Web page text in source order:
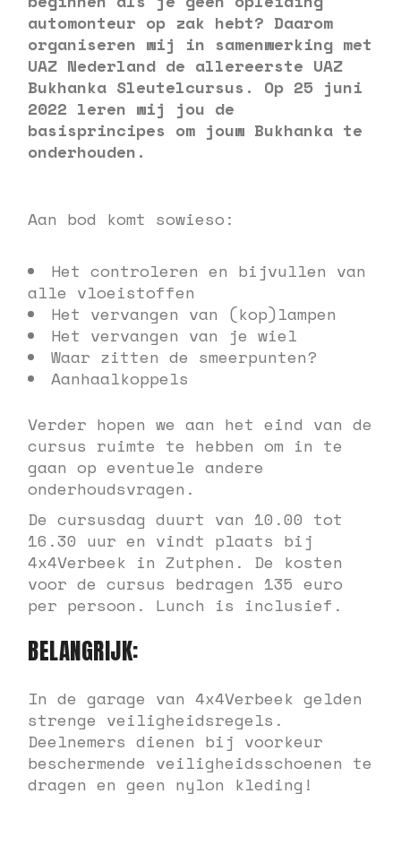
automonteur op zak hebt? Daarom
organiseren wij in samenwerking met
UAZ Nederland de allereerste UAZ
Bukhanka Sleutelcursus. Op 25 juni
2022 leren wij jou de
basisprincipes om jouw Bukhanka te
onderhouden.
Aan bod komt sowieso:
Het controleren en bijvullen van
alle vloeistoffen
Het vervangen van (kop)lampen
Het vervangen van je wiel
Waar zitten de smeerpunten?
Aanhaalkoppels
Verder hopen we aan het eind van de
cursus ruimte te hebben om in te
gaan op eventuele andere
onderhoudsvragen.
De cursusdag duurt van 10.00 tot
16.30 uur en vindt plaats bij
4x4Verbeek in Zutphen. De kosten
voor de cursus bedragen 135 euro
per persoon. Lunch is inclusief.
BELANGRIJK:
In de garage van 4x4Verbeek gelden
strenge veiligheidsregels.
Deelnemers dienen bij voorkeur
beschermende veiligheidsschoenen te
dragen en geen nylon kleding!